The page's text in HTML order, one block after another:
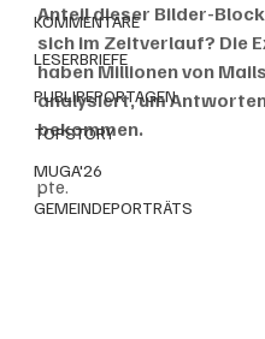
KOMMENTARE
LESERBRIEFE
PUBLIREPORTAGEN
TOPSTORY
MUGA'26
GEMEINDEPORTRÄTS
Anteil dieser Bilder-
sich im Zeitverlauf? Die
haben Millionen von
analysiert, um
bekommen.
pte.